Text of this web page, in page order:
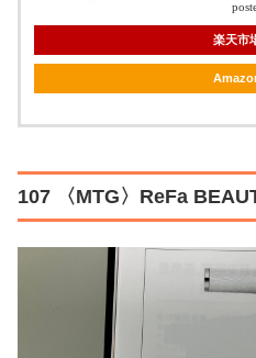
楽天市
107 〈MTG〉ReFa